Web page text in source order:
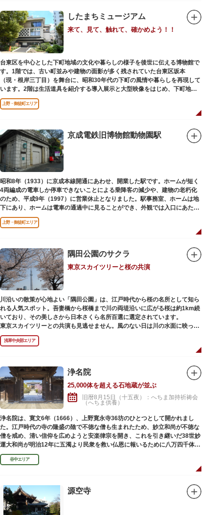
したまちミュージアム
来て、見て、触れて、確かめよう！！
台東区を中心とした下町地域の文化や暮らしの様子を後世に伝える博物館で
す。1階では、古い町並みや建物の面影が多く残されていた台東区坂本
（現・根岸三丁目）を舞台に、昭和30年代の下町の風情や暮らしを再現して
います。2階は生活道具を紹介する導入展示と大型映像をはじめ、下町地域
の歴史や出来事をたどることのできる資料を展示しています。また3階には
企画展示室と、道具や玩具を体験し、調べることができるしたまち情報コー
上野・御徒町エリア
京成電鉄旧博物館動物園駅
昭和8年（1933）に京成本線開通にあわせ、開業した駅です。ホームが短く
4両編成の電車しか停車できないことによる乗降客の減少や、建物の老朽化
のため、平成9年（1997）に営業休止となりました。駅事務室、ホームは地
下にあり、ホームは電車の通過中に見ることができ、外観では入口にあたる
建物を見ることができます。
上野・御徒町エリア
隅田公園のサクラ
東京スカイツリーと桜の共演
川沿いの散策が心地よい「隅田公園」は、江戸時代から桜の名所として知ら
れる人気スポット。吾妻橋から桜橋まで川の両堤沿いに広がる桜は約1km続
いており、その美しさから日本さくら名所百選に選定されています。
東京スカイツリーとの共演も見逃せません。風のない日は川の水面に映った
「逆さスカイツリー」と桜のコラボレーションも楽しめます。シーズン中は
夜桜がライトアップされ、日中とは異なる幻想的な雰囲気に包まれるのも魅
力のひとつ。屋形船や水上バスも運航しているので、いつもと違った目線の
浅草中央部エリア
浄名院
25,000体を超える石地蔵が並ぶ
旧暦8月15日（十五夜）：へちま加持祈祷会
（へちま供養）
浄名院は、寛文6年（1666）、上野寛永寺36坊のひとつとして開かれまし
た。江戸時代の寺の隆盛の陰で不徳な僧も生まれたため、妙立和尚が不徳な
僧を戒め、清い信仰を広めようと安楽律宗を開き、これを引き継いだ38世妙
運大和尚が明治12年に五濁より民衆を救い仏恩に報いるために八万四千体の
石地蔵建立を発願しました。現在では2万５千体を超える像が造立されてい
ます。谷中エリア
源空寺